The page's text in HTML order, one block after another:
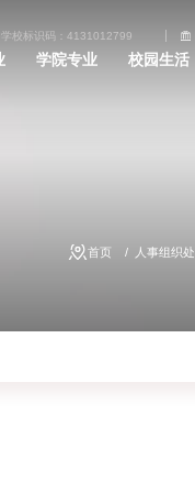
学校标识码：4131012799
学院专业 校园生活
首页 人事组织处